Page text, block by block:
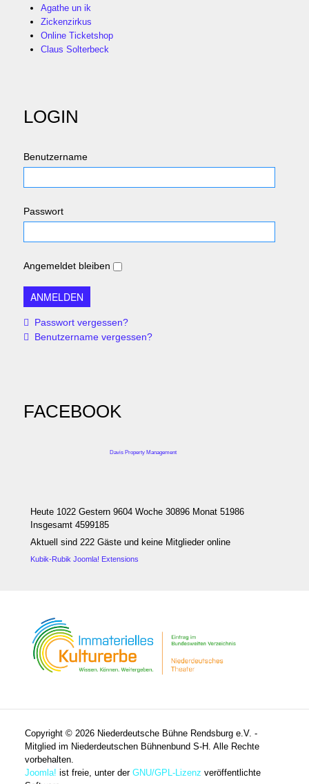
Agathe un ik
Zickenzirkus
Online Ticketshop
Claus Solterbeck
LOGIN
Benutzername
Passwort
Angemeldet bleiben
Passwort vergessen?
Benutzername vergessen?
FACEBOOK
Davis Property Management
Heute 1022 Gestern 9604 Woche 30896 Monat 51986
Insgesamt 4599185
Aktuell sind 222 Gäste und keine Mitglieder online
Kubik-Rubik Joomla! Extensions
Copyright © 2026 Niederdeutsche Bühne Rendsburg e.V. -
Mitglied im Niederdeutschen Bühnenbund S-H. Alle Rechte
vorbehalten.
Joomla! ist freie, unter derGNU/GPL-Lizenz veröffentlichte